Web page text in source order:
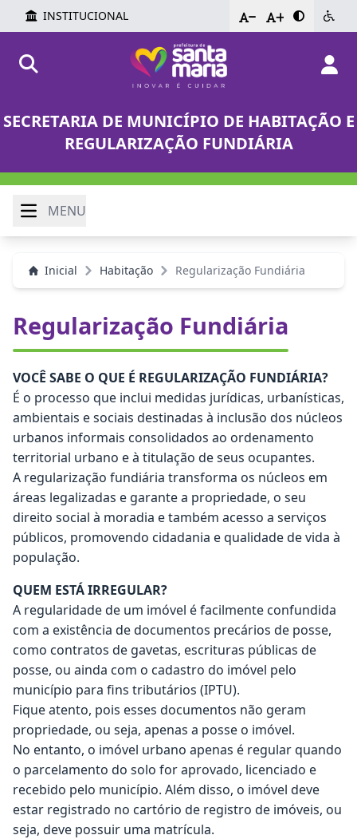
INSTITUCIONAL - +
SECRETARIA DE MUNICÍPIO DE HABITAÇÃO E
REGULARIZAÇÃO FUNDIÁRIA
MENU
Inicial Habitação Regularização Fundiária
Regularização Fundiária
VOCÊ SABE O QUE É REGULARIZAÇÃO FUNDIÁRIA?
É o processo que inclui medidas jurídicas, urbanísticas,
ambientais e sociais destinadas à inclusão dos núcleos
urbanos informais consolidados ao ordenamento
territorial urbano e à titulação de seus ocupantes.
A regularização fundiária transforma os núcleos em
áreas legalizadas e garante a propriedade, o seu
direito social à moradia e também acesso a serviços
públicos, promovendo cidadania e qualidade de vida à
população.
QUEM ESTÁ IRREGULAR?
A regularidade de um imóvel é facilmente confundida
com a existência de documentos precários de posse,
como contratos de gavetas, escrituras públicas de
posse, ou ainda com o cadastro do imóvel pelo
município para fins tributários (IPTU).
Fique atento, pois esses documentos não geram
propriedade, ou seja, apenas a posse o imóvel.
No entanto, o imóvel urbano apenas é regular quando
o parcelamento do solo for aprovado, licenciado e
recebido pelo município. Além disso, o imóvel deve
estar registrado no cartório de registro de imóveis, ou
seja, deve possuir uma matrícula.